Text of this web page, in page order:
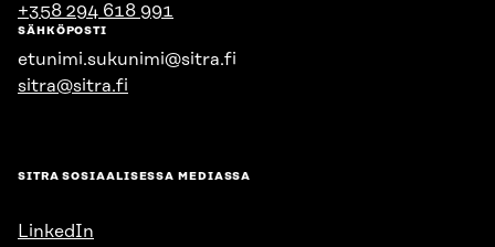
+358 294 618 991
SÄHKÖPOSTI
etunimi.sukunimi@sitra.fi
sitra@sitra.fi
SITRA SOSIAALISESSA MEDIASSA
LinkedIn